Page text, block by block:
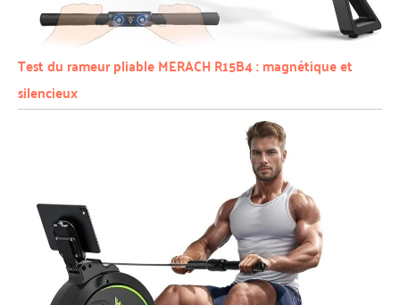
Test du rameur pliable MERACH R15B4 : magnétique et
silencieux